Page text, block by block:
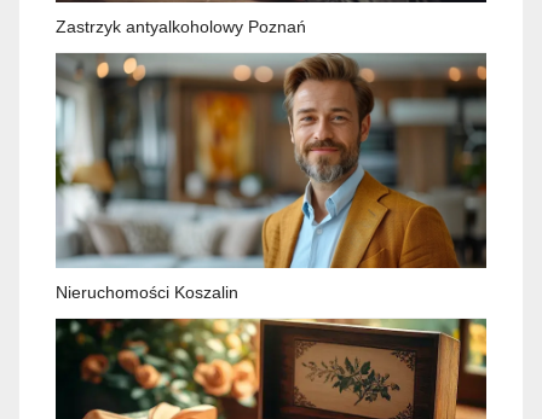
Zastrzyk antyalkoholowy Poznań
Nieruchomości Koszalin